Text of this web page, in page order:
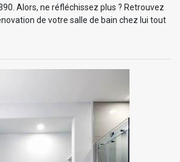
Alors, ne réfléchissez plus ? Retrouvez
de votre salle de bain chez lui tout